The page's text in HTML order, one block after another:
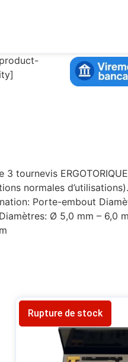
3 tournevis
normales
Porte-embout
Ø 5,0 mm – 6,0
Rupture de stock